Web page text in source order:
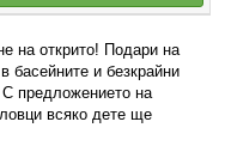
на открито! Подари на
басейните и безкрайни
С предложението на
всяко дете ще